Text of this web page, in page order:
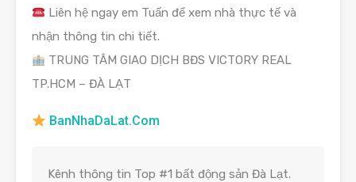
Liên hệ ngay em Tuấn để xem nhà thực tế và
nhận thông tin chi tiết.
TRUNG TÂM GIAO DỊCH BĐS VICTORY REAL
TP.HCM – ĐÀ LẠT
BanNhaDaLat.Com
Kênh thông tin Top #1 bất động sản Đà Lạt.